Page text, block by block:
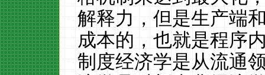
解释力，但是生产端
成本的，也就是程序
制度经济学是从流通